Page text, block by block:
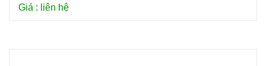
Giá : liên hệ